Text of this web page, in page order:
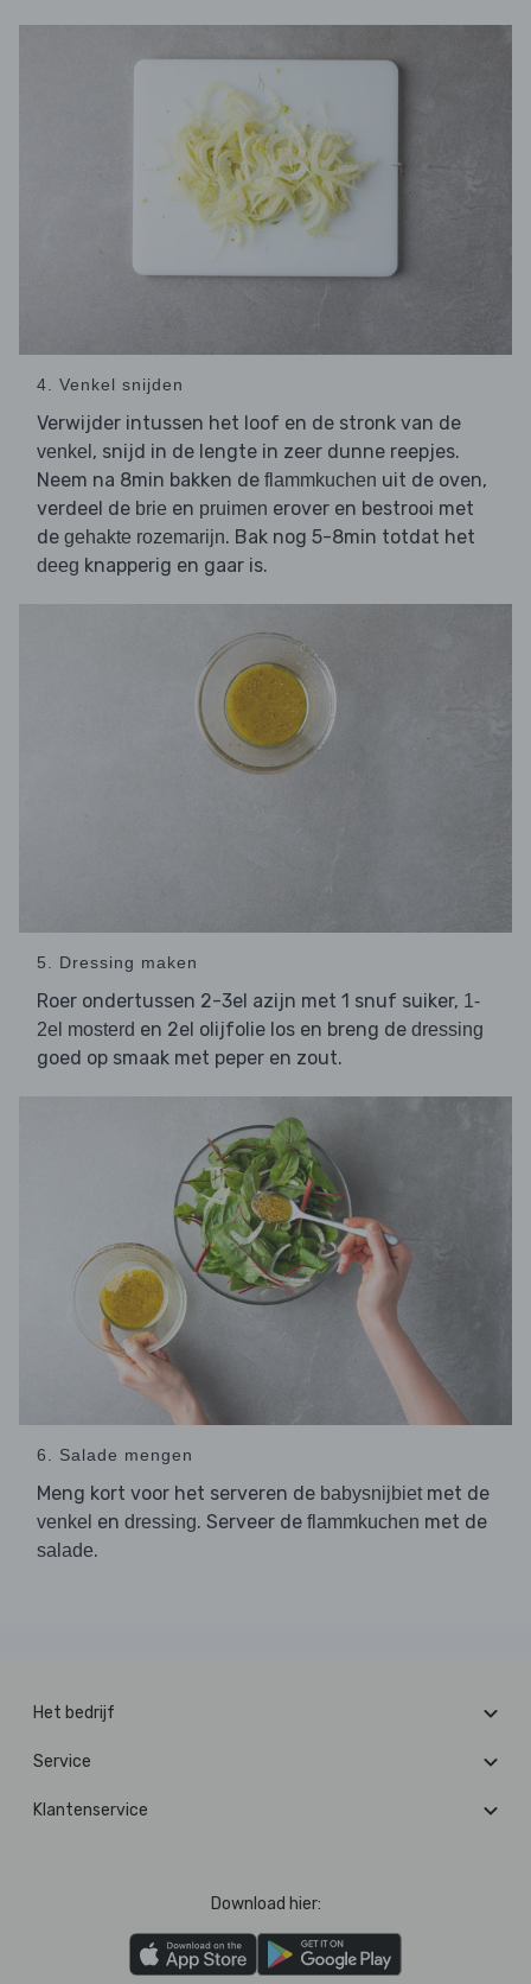
4. Venkel snijden
Verwijder intussen het loof en de stronk van de
venkel , snijd in de lengte in zeer dunne reepjes.
Neem na 8min bakken de flammkuchen uit de oven,
verdeel de brie en pruimen erover en bestrooi met
de gehakte rozemarijn. Bak nog 5-8min totdat het
deeg knapperig en gaar is.
5. Dressing maken
Roer ondertussen 2-3el azijn met 1 snuf suiker, 1-
2el mosterd en 2el olijfolie los en breng de dressing
goed op smaak met peper en zout.
6. Salade mengen
Meng kort voor het serveren de babysnijbietmet de
venkel en dressing. Serveer de flammkuchen met de
salade.
Het bedrijf
Service
Klantenservice
Download hier: